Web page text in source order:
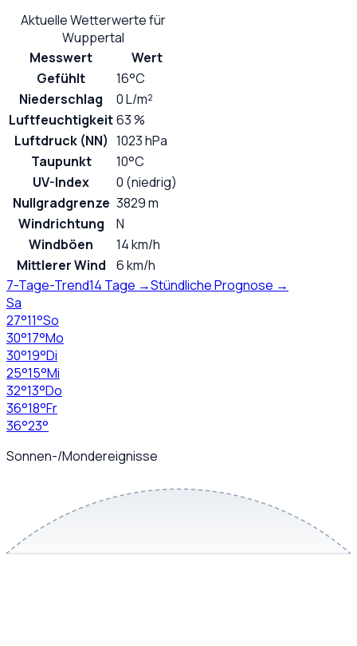
Aktuelle Wetterwerte für
Wuppertal
Messwert
Wert
Gefühlt
16°C
Niederschlag
0 L/m²
Luftfeuchtigkeit63 %
Luftdruck (NN) 1023 hPa
Taupunkt
10°C
UV-Index
0 (niedrig)
Nullgradgrenze 3829 m
Windrichtung
N
Windböen
14 km/h
Mittlerer Wind
6 km/h
7-Tage-Trend14 Tage →Stündliche Prognose →
Sa
27°11°So
30°17°Mo
30°19°Di
25°15°Mi
32°13°Do
36°18°Fr
36°23°
Sonnen-/Mondereignisse